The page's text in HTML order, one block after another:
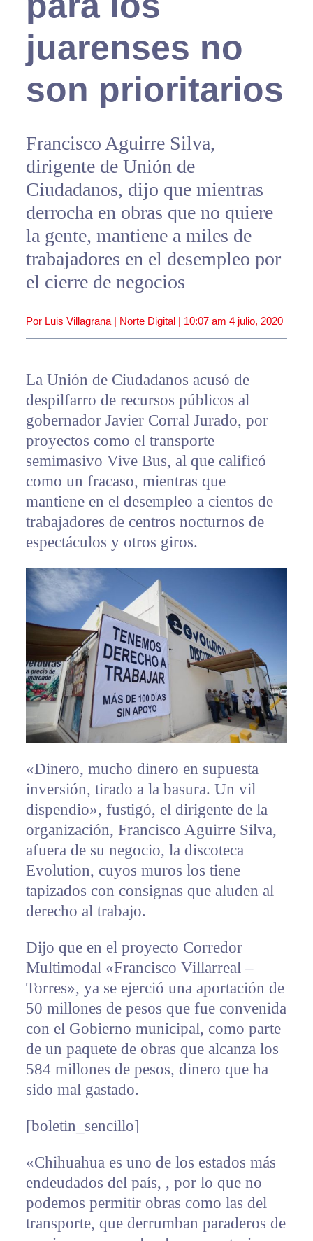
juarenses no
son prioritarios
Francisco Aguirre Silva,
dirigente de Unión de
Ciudadanos, dijo que mientras
derrocha en obras que no quiere
la gente, mantiene a miles de
trabajadores en el desempleo por
el cierre de negocios
Por Luis Villagrana | Norte Digital | 10:07 am 4 julio, 2020
La Unión de Ciudadanos acusó de
despilfarro de recursos públicos al
gobernador Javier Corral Jurado, por
proyectos como el transporte
semimasivo Vive Bus, al que calificó
como un fracaso, mientras que
mantiene en el desempleo a cientos de
trabajadores de centros nocturnos de
espectáculos y otros giros.
«Dinero, mucho dinero en supuesta
inversión, tirado a la basura. Un vil
dispendio», fustigó, el dirigente de la
organización, Francisco Aguirre Silva,
afuera de su negocio, la discoteca
Evolution, cuyos muros los tiene
tapizados con consignas que aluden al
derecho al trabajo.
Dijo que en el proyecto Corredor
Multimodal «Francisco Villarreal –
Torres», ya se ejerció una aportación de
50 millones de pesos que fue convenida
con el Gobierno municipal, como parte
de un paquete de obras que alcanza los
584 millones de pesos, dinero que ha
sido mal gastado.
[boletin_sencillo]
«Chihuahua es uno de los estados más
endeudados del país, , por lo que no
podemos permitir obras como las del
transporte, que derrumban paraderos de